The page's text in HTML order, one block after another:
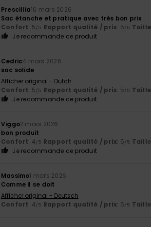
Prescillia16 mars 2026
Sac étanche et pratique avec très bon prix
Confort: 5 /5 Rapport qualité / prix: 5 /5 Taille
Je recommande ce produit
Cedric4 mars 2026
sac solide
Afficher original - Dutch
Confort: 5 /5 Rapport qualité / prix: 5 /5 Taille
Je recommande ce produit
Viggo2 mars 2026
bon produit
Confort: 4 /5 Rapport qualité / prix: 5 /5 Taille
Je recommande ce produit
Massimo1 mars 2026
Comme il se doit
Afficher original - Deutsch
Confort: 4 /5 Rapport qualité / prix: 5 /5 Taille